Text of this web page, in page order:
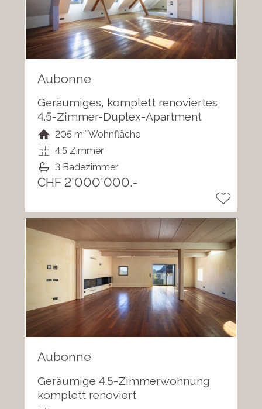
Aubonne
Geräumiges, komplett renoviertes
4.5-Zimmer-Duplex-Apartment
205 m² Wohnfläche
4.5 Zimmer
3 Badezimmer
CHF 2'000'000.-
Aubonne
Geräumige 4.5-Zimmerwohnung
komplett renoviert